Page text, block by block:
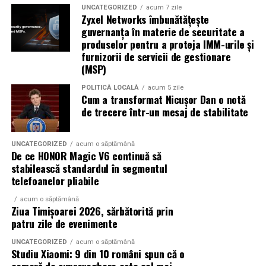
Procesele de revendicare nu se rezolvă rapid. Dosarele
includ expertize, martori, verificări cadastrale.
Termenele se întind.
În unele cazuri, litigiul durează ani.
Se întâmplă. Des.
Instanțele se confruntă cu dosare vechi, acte
incomplete și situații juridice suprapuse. Mai ales în
marile orașe sau în zonele afectate de retrocedări.
Ce poate face proprietarul
constant în practică:
inclusiv istoricul imobilului
Aplicații dincolo de șantierele civile
centrală fotovoltaică mobilă este o soluție multi-funcțională.
Aplicațiile identificate de UZINEX includ:
Șantiere de construcții civile și lucrări edilitare
Echipamente electrice alimentate pe fonduri europene
și PNRR
Operațiuni militare și tabere temporare
Stații mobile de încărcare auto electric
Evenimente outdoor și festivaluri
Operațiuni de ajutor umanitar în zone fără
infrastructură energetică
UNCATEGORIZED acum 7 zile
Zyxel Networks îmbunătățește
guvernanța în materie de securitate a
produselor pentru a proteja IMM-urile și
furnizorii de servicii de gestionare
(MSP)
POLITICĂ LOCALĂ acum 5 zile
Cum a transformat Nicușor Dan o notă
de trecere într-un mesaj de stabilitate
UNCATEGORIZED acum o săptămână
De ce HONOR Magic V6 continuă să
stabilească standardul în segmentul
telefoanelor pliabile
acum o săptămână
Ziua Timișoarei 2026, sărbătorită prin
patru zile de evenimente
UNCATEGORIZED acum o săptămână
Studiu Xiaomi: 9 din 10 români spun că o